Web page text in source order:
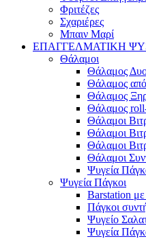
Φριτέζες
Σχαριέρες
Μπαιν Μαρί
ΕΠΑΓΓΕΛΜΑΤΙΚΗ
Θάλαμοι
Θάλαμος
Θάλαμος
Θάλαμος
Θάλαμος
Θάλαμοι
Θάλαμοι
Θάλαμοι
Θάλαμοι
Ψυγεία
Ψυγεία Πάγκοι
Barstation με
Πάγκοι
Ψυγείο
Ψυγεία